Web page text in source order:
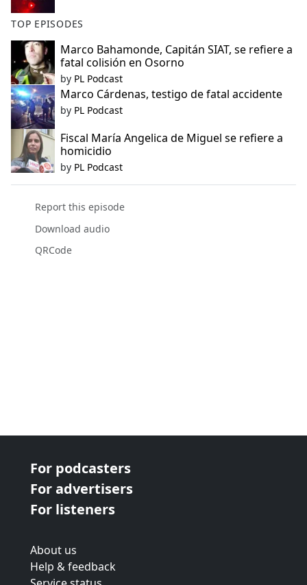
TOP EPISODES
Marco Bahamonde, Capitán SIAT, se refiere a
fatal colisión en Osorno
by PL Podcast
Marco Cárdenas, testigo de fatal accidente
by PL Podcast
Fiscal María Angelica de Miguel se refiere a
homicidio
by PL Podcast
Report this episode
Download audio
QRCode
For podcasters
For advertisers
For listeners
About us
Help & feedback